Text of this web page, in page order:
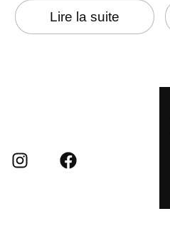
Lire la suite